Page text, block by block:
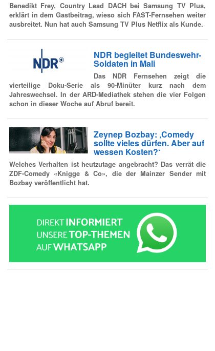
Benedikt Frey, Country Lead DACH bei Samsung TV Plus,
erklärt in dem Gastbeitrag, wieso sich FAST-Fernsehen weiter
ausbreitet. Nun hat auch Samsung TV Plus Netflix als Kunde.
NDR begleitet Bundeswehr-
Soldaten in Mali
Das NDR Fernsehen zeigt die
vierteilige Doku-Serie als 90-Minüter kurz nach dem
Jahreswechsel. In der ARD-Mediathek stehen die vier Folgen
schon in dieser Woche auf Abruf bereit.
Zeynep Bozbay: ‚Comedy
sollte vieles dürfen. Aber auf
wessen Kosten?‘
Welches Verhalten ist heutzutage angebracht? Das verrät die
ZDF-Comedy «Knigge & Co», die der Mainzer Sender mit
Bozbay veröffentlicht hat.